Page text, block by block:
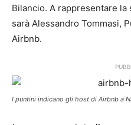
Bilancio. A rappresentare la
sarà Alessandro Tommasi,
Airbnb.
I puntini indicano gli host di Airbnb a